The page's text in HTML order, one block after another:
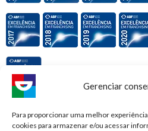
Gerenciar
Para proporcionar uma melhor
cookies para armazenar e/ou acessar